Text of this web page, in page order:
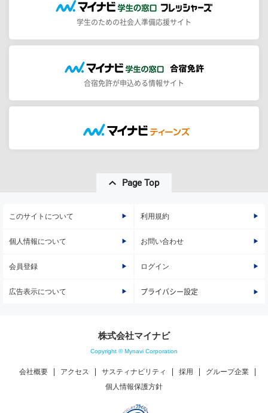
学生のための社会人準備応援サイト
合宿免許が申込める情報サイト
Page Top
このサイトについて 利用規約
個人情報について お問い合わせ
会員登録 ログイン
広告表示について プライバシー設定
株式会社マイナビ
Copyright © Mynavi Corporation
会社概要 アクセス サスティナビリティ 採用
グループ企業
個人情報保護方針